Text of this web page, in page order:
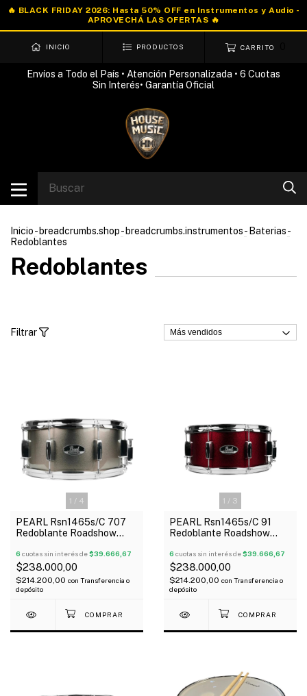
INICIO PRODUCTOS CARRITO
Envíos a Todo el País • Atención Personalizada • 6 Cuotas
Sin Interés• Garantía Oficial
Inicio- breadcrumbs.shop- breadcrumbs.instrumentos- Baterias-
Redoblantes
Redoblantes
Filtrar
1 / 4
PEARL Rsn1465s/C 707
Redoblante Roadshow
Madera
6 cuotas sin interés de$39.666,67
$238.000,00
$214.200,00 con Transferencia o
depósito
1 / 3
PEARL Rsn1465s/C 91
Redoblante Roadshow
Madera
6 cuotas sin interés de$39.666,67
$238.000,00
$214.200,00 con Transferencia o
depósito